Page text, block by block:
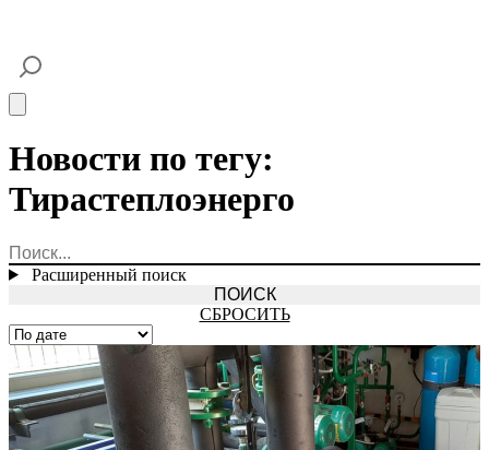
Новости по тегу:
Тирастеплоэнерго
Расширенный поиск
СБРОСИТЬ